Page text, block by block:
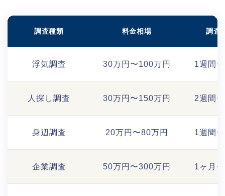
調査種類 料金相場 調査
浮気調査 30万円〜100万円 1週間
人探し調査 30万円〜150万円 2週間
身辺調査 20万円〜80万円 1週間
企業調査 50万円〜300万円 1ヶ月